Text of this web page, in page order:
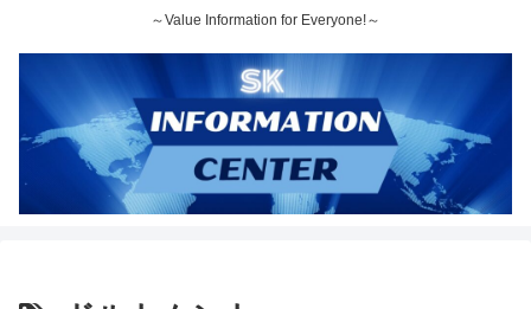
～Value Information for Everyone!～